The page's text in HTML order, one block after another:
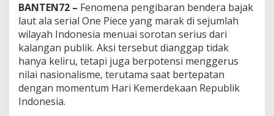
BANTEN72 – Fenomena pengibaran bendera bajak
laut ala serial One Piece yang marak di sejumlah
wilayah Indonesia menuai sorotan serius dari
kalangan publik. Aksi tersebut dianggap tidak
hanya keliru, tetapi juga berpotensi menggerus
nilai nasionalisme, terutama saat bertepatan
dengan momentum Hari Kemerdekaan Republik
Indonesia.